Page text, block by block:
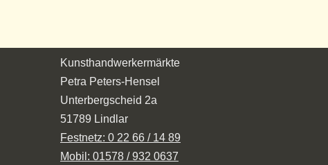
Kunsthandwerkermärkte
Petra Peters-Hensel
Unterbergscheid 2a
51789 Lindlar
Festnetz: 0 22 66 / 14 89
Mobil: 01578 / 932 0637